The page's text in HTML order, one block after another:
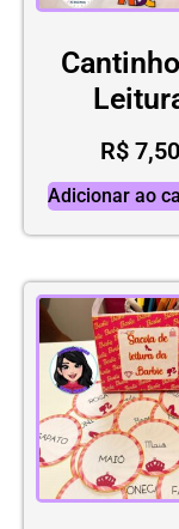
R$7,50
Adicionar ao